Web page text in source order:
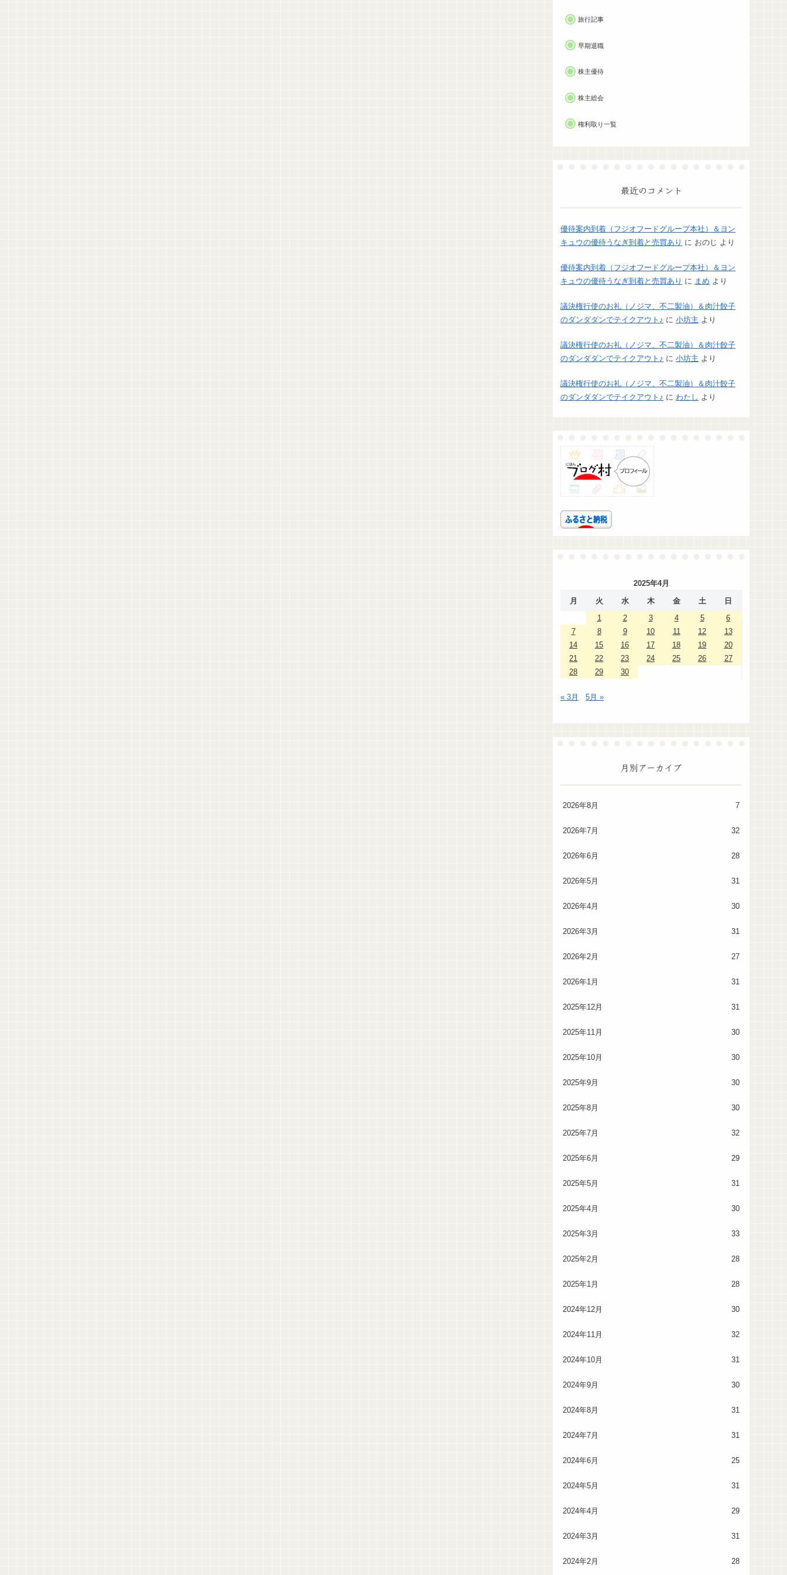
旅行記事
早期退職
株主優待
株主総会
権利取り一覧
最近のコメント
優待案内到着（フジオフードグループ本社）＆ヨン
キュウの優待うなぎ到着と売買あり に おのじ より
優待案内到着（フジオフードグループ本社）＆ヨン
キュウの優待うなぎ到着と売買あり に まめ より
議決権行使のお礼（ノジマ、不二製油）＆肉汁餃子
のダンダダンでテイクアウト♪ に 小坊主 より
議決権行使のお礼（ノジマ、不二製油）＆肉汁餃子
のダンダダンでテイクアウト♪ に 小坊主 より
議決権行使のお礼（ノジマ、不二製油）＆肉汁餃子
のダンダダンでテイクアウト♪ に わたし より
2025年4月
月
火 水 木 金 土
日
1
2 3 4 5
6
7
8 9 10 11 12
13
14
15 16 17 18 19
20
21
22 23 24 25 26
27
28
29 30
« 3月 5月 »
月別アーカイブ
2026年8月 7
2026年7月 32
2026年6月 28
2026年5月 31
2026年4月 30
2026年3月 31
2026年2月 27
2026年1月 31
2025年12月 31
2025年11月 30
2025年10月 30
2025年9月 30
2025年8月 30
2025年7月 32
2025年6月 29
2025年5月 31
2025年4月 30
2025年3月 33
2025年2月 28
2025年1月 28
2024年12月 30
2024年11月 32
2024年10月 31
2024年9月 30
2024年8月 31
2024年7月 31
2024年6月 25
2024年5月 31
2024年4月 29
2024年3月 31
2024年2月 28